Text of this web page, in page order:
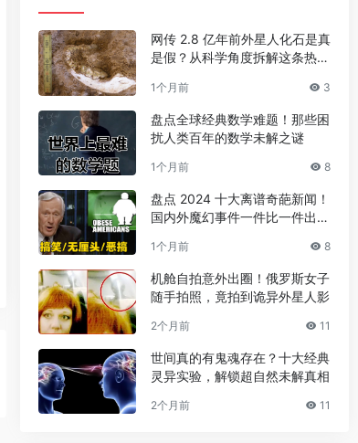
网传 2.8 亿年前外星人化石是真
是假？从科学角度拆解这条热门
1个月前 3
盘点全球经典数学难题！那些困
扰人类百年的数学未解之谜
1个月前 8
盘点 2024 十大离谱奇葩新闻！
国内外魔幻事件一件比一件出人
1个月前 8
机舱自拍意外出圈！俄罗斯女子
随手拍照，竟拍到诡异外星人影
2个月前 11
世间真的有鬼魂存在？十大经典
灵异实验，解锁超自然未解真相
2个月前 11